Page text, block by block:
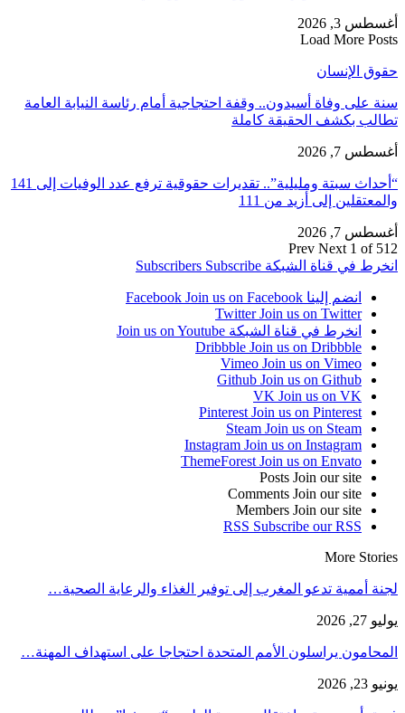
أغسطس 3, 2026
Load More Posts
حقوق الإنسان
سنة على وفاة أسيدون.. وقفة احتجاجية أمام رئاسة النيابة العامة
تطالب بكشف الحقيقة كاملة
أغسطس 7, 2026
“أحداث سبتة ومليلية”.. تقديرات حقوقية ترفع عدد الوفيات إلى 141
والمعتقلين إلى أزيد من 111
أغسطس 7, 2026
Prev Next 1 of 512
انخرط في قناة الشبكة
Subscribers Subscribe
انضم إلينا Facebook Join us on Facebook
Twitter Join us on Twitter
انخرط في قناة الشبكة Join us on Youtube
Dribbble Join us on Dribbble
Vimeo Join us on Vimeo
Github Join us on Github
VK Join us on VK
Pinterest Join us on Pinterest
Steam Join us on Steam
Instagram Join us on Instagram
ThemeForest Join us on Envato
Posts Join our site
Comments Join our site
Members Join our site
RSS Subscribe our RSS
More Stories
لجنة أممية تدعو المغرب إلى توفير الغذاء والرعاية الصحية…
يوليو 27, 2026
المحامون يراسلون الأمم المتحدة احتجاجا على استهداف المهنة…
يونيو 23, 2026